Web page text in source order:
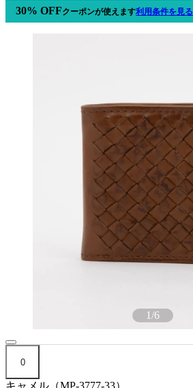
30% OFFクーポンが使えます利用条件を見る
1/6
0
キャメル（MP-3777-33）